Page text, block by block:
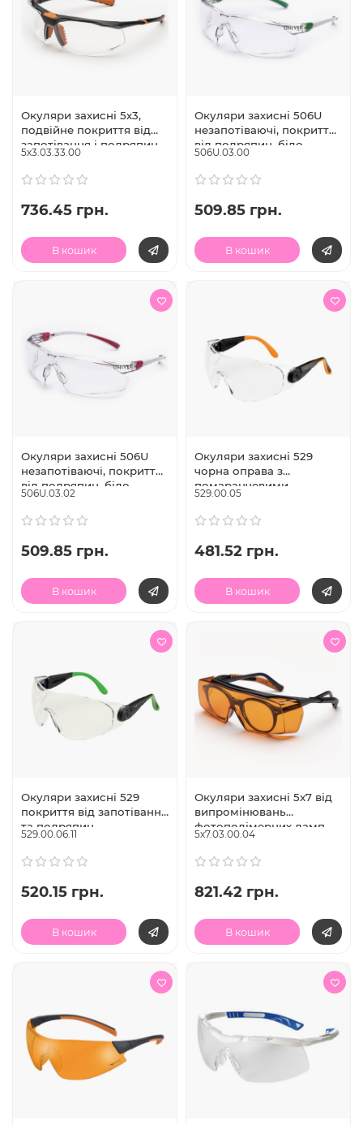
Окуляри захисні 5х3,
подвійне покриття від
запотівання і подряпин,
універсальна гнучка
оправа, Univet (Італія)
5х3.03.33.00
736.45 грн.
В кошик
Окуляри захисні 506U
незапотіваючі, покриття
від подряпин, біло
зелена оправа, регул.
дужок Univet (Італія)
506U.03.00
509.85 грн.
В кошик
Окуляри захисні 506U
незапотіваючі, покриття
від подряпин, біло-
рожева оправа, регул.
дужок, Univet (Італія)
506U.03.02
509.85 грн.
В кошик
Окуляри захисні 529
чорна оправа з
помаранчевими
вставками, покриття від
подряпин, регул. дужок,
Univet (Італія)
529.00.05
481.52 грн.
В кошик
Окуляри захисні 529
покриття від запотівання
та подряпин,
регулювання дужок,
Univet (Італія)
529.00.06.11
520.15 грн.
В кошик
Окуляри захисні 5x7 від
випромінювань
фотополімерних ламп,
регул. дужок, носіння з
оптич. окулярами, Univet
(Італія)
5х7.03.00.04
821.42 грн.
В кошик